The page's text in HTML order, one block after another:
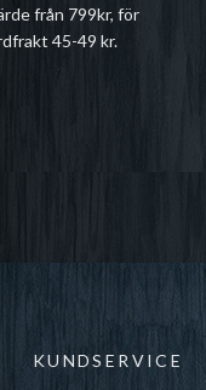
från 799kr, för
45-49 kr.
KUNDSERVICE